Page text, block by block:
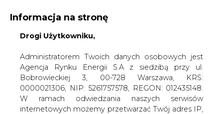
KONTAKT:
WYDAWCA PORTALU:
WYSOKI KONTRAST WIELKOŚĆ TEKSTU A A
ZALOGUJ SIĘ
Informacja na stronę
Drogi Użytkowniku,
Administratorem Twoich danych osobowych jest
Agencja Rynku Energii S.A z siedzibą przy ul.
Bobrowieckiej 3, 00-728 Warszawa, KRS:
0000021306, NIP: 5261757578, REGON: 012435148.
W ramach odwiedzania naszych serwisów
internetowych możemy przetwarzać Twój adres IP,